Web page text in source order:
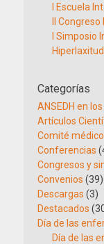
I Escuela
II
I Simposio
Categorías
ANSEDH en
Artículos
Comité
Conferencias
Congresos y
Convenios (39)
Descargas (3)
Destacados
Día de las
Día de las